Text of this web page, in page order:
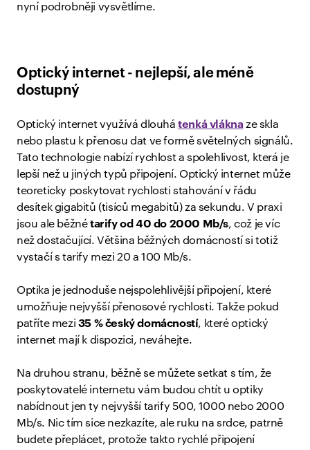
nyní podrobněji vysvětlíme.
Optický internet - nejlepší, ale méně
dostupný
Optický internet využívá dlouhátenká vláknaze skla
nebo plastu k přenosu dat ve formě světelných signálů.
Tato technologie nabízí rychlost a spolehlivost, která je
lepší než u jiných typů připojení. Optický internet může
teoreticky poskytovat rychlosti stahování v řádu
desítek gigabitů (tisíců megabitů) za sekundu. V praxi
jsou ale běžnétarify od 40 do 2000 Mb/s, což je víc
než dostačující. Většina běžných domácností si totiž
vystačí s tarify mezi 20 a 100 Mb/s.
Optika je jednoduše nejspolehlivější připojení, které
umožňuje nejvyšší přenosové rychlosti. Takže pokud
patříte mezi 35 % český domácností, které optický
internet mají k dispozici, neváhejte.
Na druhou stranu, běžně se můžete setkat s tím, že
poskytovatelé internetu vám budou chtít u optiky
nabídnout jen ty nejvyšší tarify 500, 1000 nebo 2000
Mb/s. Nic tím sice nezkazíte, ale ruku na srdce, patrně
budete přeplácet, protože takto rychlé připojení